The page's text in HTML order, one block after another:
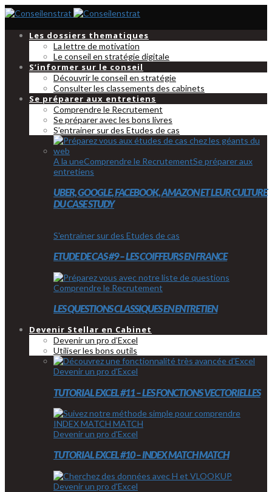
Les dossiers thematiques
La lettre de motivation
Le conseil en stratégie digitale
S’informer sur le conseil
Découvrir le conseil en stratégie
Consulter les classements des cabinets
Se préparer aux entretiens
Comprendre le Recrutement
Se préparer avec les bons livres
S’entrainer sur des Etudes de cas
A la uneComprendre le RecrutementSe préparer aux
entretiens
UBER, GOOGLE, FACEBOOK, AMAZON ET LEUR CULTURE
DU CASE STUDY
S'entrainer sur des Etudes de cas
ETUDE DE CAS #9 – LES COIFFEURS EN FRANCE
Comprendre le Recrutement
LES QUESTIONS CLASSIQUES EN ENTRETIEN
Devenir Stellar en Cabinet
Devenir un pro d’Excel
Utiliser les bons outils
Devenir un pro d'Excel
TUTORIAL EXCEL #11 – LES FONCTIONS VECTORIELLES
Devenir un pro d'Excel
TUTORIAL EXCEL #10 – INDEX MATCH MATCH
Devenir un pro d'Excel